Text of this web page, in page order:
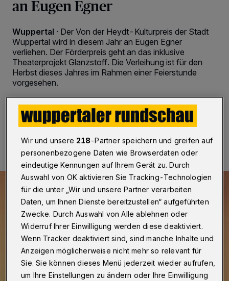
an Eugen Egner
Wuppertal · Der Von der Heydt-Kulturpreis der Stadt
Wuppertal wird in diesem Jahr an Eugen Egner
verliehen. Der Förderpreis geht an das inklusive
Theaterprojekt Glanzstoff. Die Verleihung ist für den
Herbst dieses Jahres im Rahmen einer Feierstunde
vorgesehen.
11.07.2018 , 15:25 Uhr Eine Minute Lesezeit
Wir und unsere 218-Partner speichern und greifen auf
personenbezogene Daten wie Browserdaten oder
eindeutige Kennungen auf Ihrem Gerät zu. Durch
Auswahl von OK aktivieren Sie Tracking-Technologien
für die unter „Wir und unsere Partner verarbeiten
Daten, um Ihnen Dienste bereitzustellen“ aufgeführten
Zwecke. Durch Auswahl von Alle ablehnen oder
Widerruf Ihrer Einwilligung werden diese deaktiviert.
Wenn Tracker deaktiviert sind, sind manche Inhalte und
Anzeigen möglicherweise nicht mehr so relevant für
Sie. Sie können dieses Menü jederzeit wieder aufrufen,
um Ihre Einstellungen zu ändern oder Ihre Einwilligung